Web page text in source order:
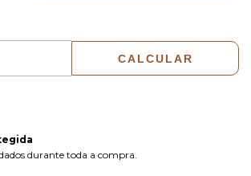
CALCULAR
durante toda a compra.